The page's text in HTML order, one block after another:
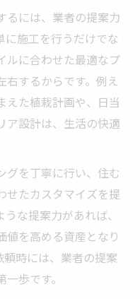
るには、業者の提案力
に施工を行うだけでな
ルに合わせた最適なプ
するからです。例え
えた植栽計画や、日当
ア設計は、生活の快適
グを丁寧に行い、住む
せたカスタマイズを提
な提案力があれば、
を高める資産となり
頼時には、業者の提案
歩です。